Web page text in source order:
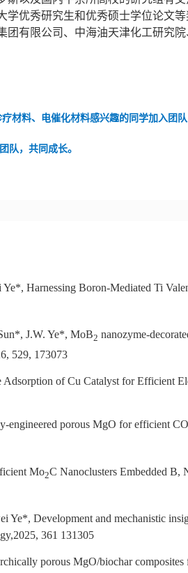
优秀研究生和优秀硕士学位论文
团有限公司、 中海油天津化工研究
材料、电催化材料感兴趣的同学加入团队
队，共同成长。
Harnessing Boron-Mediated Ti
J.W. Ye*, MoB2 nanozyme-
529, 173073
of Cu Catalyst for Efficient
porous MgO for efficient CO
Mo2C Nanoclusters Embedded
Development and mechanistic
361 131305
porous MgO/biochar composites